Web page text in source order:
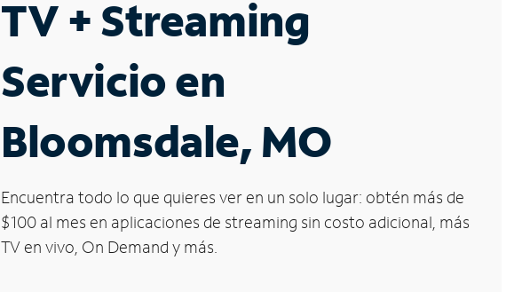
TV + Streaming
Servicio en
Bloomsdale, MO
Encuentra todo lo que quieres ver en un solo lugar: obtén más de
$100 al mes en aplicaciones de streaming sin costo adicional, más
TV en vivo, On Demand y más.